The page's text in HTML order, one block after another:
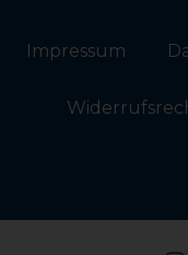
Impressum